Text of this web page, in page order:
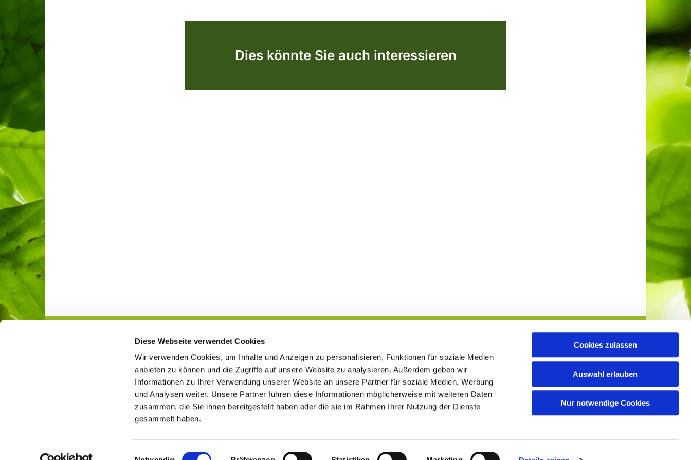
Diese Webseite verwendet Cookies
Wir verwenden Cookies, um Inhalte und Anzeigen zu personalisieren, Funktionen für soziale Medien
anbieten zu können und die Zugriffe auf unsere Website zu analysieren. Außerdem geben wir
Informationen zu Ihrer Verwendung unserer Website an unsere Partner für soziale Medien, Werbung
und Analysen weiter. Unsere Partner führen diese Informationen möglicherweise mit weiteren Daten
zusammen, die Sie ihnen bereitgestellt haben oder die sie im Rahmen Ihrer Nutzung der Dienste
gesammelt haben.
Cookies zulassen
Auswahl erlauben
Nur notwendige Cookies
Dies könnte Sie auch interessieren
Jugend Blog
Ev. Kirchengemeinde Lockhausen-Ahmsen · Leopoldshöher Str. 5, 32107 Bad SalzuflenTel. 05222-7720info@evangelisch-lockhausen-ahmsen.de
Kontaktinformationen